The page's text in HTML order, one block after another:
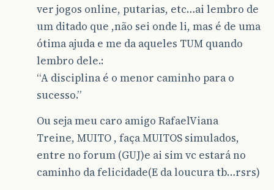
ver jogos online, putarias, etc…ai lembro de
um ditado que ,não sei onde li, mas é de uma
ótima ajuda e me da aqueles TUM quando
lembro dele.:
“A disciplina é o menor caminho para o
sucesso.”
Ou seja meu caro amigo RafaelViana
Treine, MUITO , faça MUITOS simulados,
entre no forum (GUJ)e ai sim vc estará no
caminho da felicidade(E da loucura tb…rsrs)